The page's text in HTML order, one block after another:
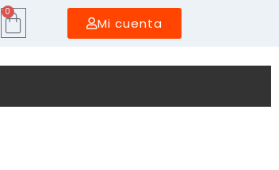
0
Mi cuenta